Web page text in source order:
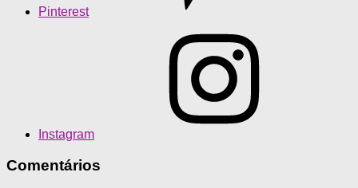
Pinterest
Instagram
Comentários